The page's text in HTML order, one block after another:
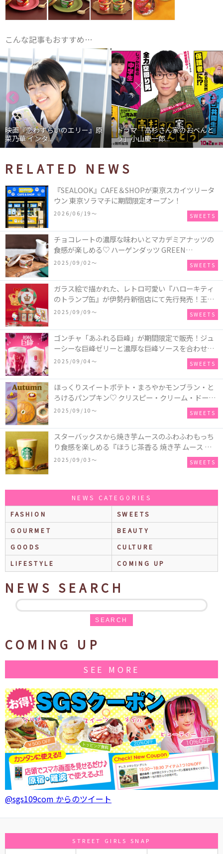
こんな記事もおすすめ…
ドラマ「高杉さん家のおべんと
う」小山慶一郎...
映画『わたしの幸せな結婚』
石あかり インタ...
RELATED NEWS
『SEALOOK』CAFE＆SHOPが東京スカイツリータ
ウン 東京ソラマチに期間限定オープン！
2026/06/19〜 SWEETS
チョコレートの濃厚な味わいとマカデミアナッツの
食感が楽しめる♡ ハーゲンダッツ GREEN
CRAFT(グリーンクラフト) ミニカップ『チョコレー
2025/09/02〜 SWEETS
ガラス絵で描かれた、レトロ可愛い『ハローキティ
のトランプ缶』が伊勢丹新宿店にて先行発売！王冠
キティのフィギュア、キティトランプのステッカー
2025/09/09〜 SWEETS
ゴンチャ「あふれる巨峰」が期間限定で販売！ジュ
ーシーな巨峰ゼリーと濃厚な巨峰ソースを合わせた
ミルクティー、ティーエード、ジェラッティー、ス
2025/09/04〜 SWEETS
ほっくりスイートポテト・まろやかモンブラン・と
ろけるパンプキン♡ クリスピー・クリーム・ドーナ
ツに“いも”“栗“”かぼちゃ“を使用し、秋らしい人気
2025/09/10〜 SWEETS
スターバックスから焼き芋ムースのふわふわもっち
り食感を楽しめる『ほうじ茶香る 焼き芋 ムース テ
ィー ラテ』が新発売！大好評の『チョコレート ムー
2025/09/03〜 SWEETS
NEWS CATEGORIES
FASHION
SWEETS
GOURMET
BEAUTY
GOODS
CULTURE
LIFESTYLE
COMING UP
NEWS SEARCH
SEARCH
COMING UP
SEE MORE
@sgs109com からのツイート
STREET GIRLS SNAP